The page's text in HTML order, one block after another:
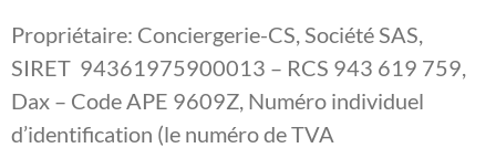
Propriétaire: Conciergerie-CS, Société SAS,
SIRET 94361975900013 – RCS 943 619 759,
Dax – Code APE 9609Z, Numéro individuel
d’identification (le numéro de TVA